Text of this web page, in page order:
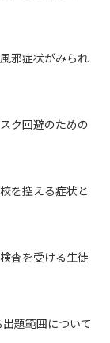
邪症状がみられ
ク回避のための
を控える症状と
査を受ける生徒
題範囲について